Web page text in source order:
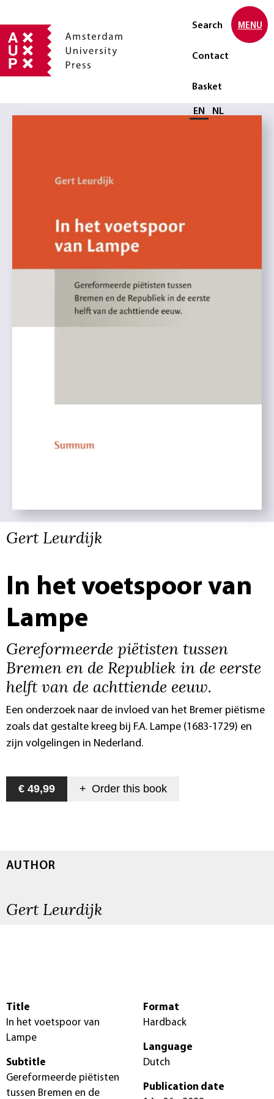
Search
Contact
Basket
Select language
EN NL
MENU
Gert Leurdijk
In het voetspoor van
Lampe
Gereformeerde piëtisten tussen
Bremen en de Republiek in de eerste
helft van de achttiende eeuw.
Een onderzoek naar de invloed van het Bremer piëtisme
zoals dat gestalte kreeg bij F.A. Lampe (1683-1729) en
zijn volgelingen in Nederland.
€ 49,99 + Order this book
AUTHOR
Gert Leurdijk
Title
In het voetspoor van
Lampe
Subtitle
Gereformeerde piëtisten
tussen Bremen en de
Format
Hardback
Language
Dutch
Publication date